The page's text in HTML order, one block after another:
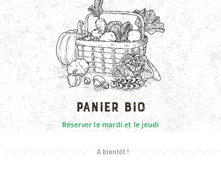
Panier bio
Réserver le mardi et le jeudi
EN SAVOIR PLUS
A bientôt !